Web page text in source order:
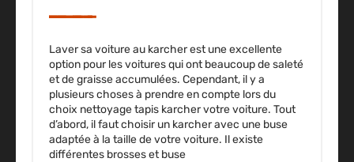
Laver sa voiture au karcher est une excellente
option pour les voitures qui ont beaucoup de saleté
et de graisse accumulées. Cependant, il y a
plusieurs choses à prendre en compte lors du
choix nettoyage tapis karcher votre voiture. Tout
d’abord, il faut choisir un karcher avec une buse
adaptée à la taille de votre voiture. Il existe
différentes brosses et buse